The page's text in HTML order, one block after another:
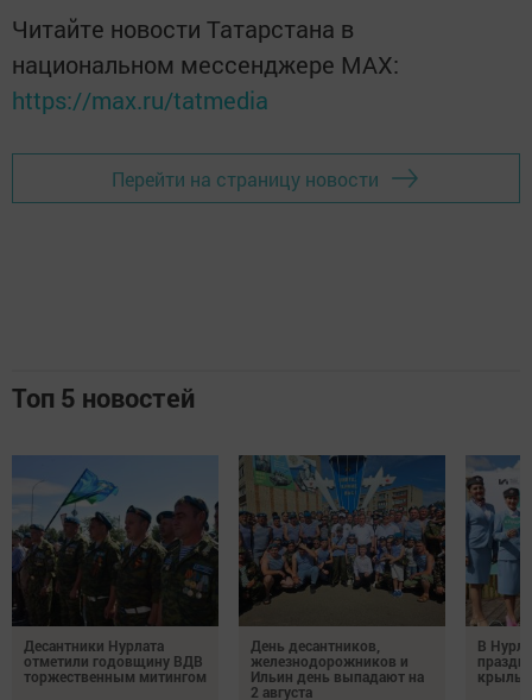
Читайте новости Татарстана в
национальном мессенджере MАХ:
https://max.ru/tatmedia
Перейти на страницу новости
Топ 5 новостей
Десантники Нурлата
отметили годовщину ВДВ
торжественным митингом
День десантников,
железнодорожников и
Ильин день выпадают на
2 августа
В